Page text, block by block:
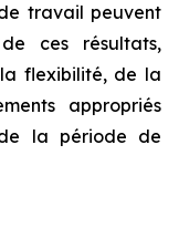
travail peuvent
ces résultats,
flexibilité, de la
appropriés
la période de